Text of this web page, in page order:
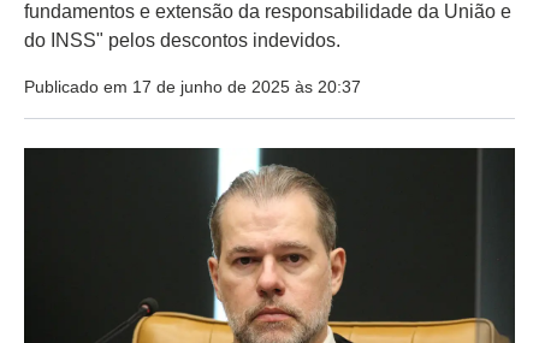
fundamentos e extensão da responsabilidade da União e
do INSS" pelos descontos indevidos.
Publicado em 17 de junho de 2025 às 20:37